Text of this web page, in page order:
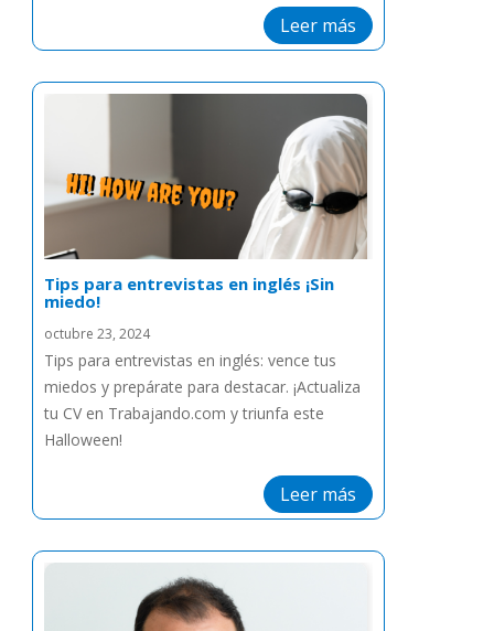
Leer más
Tips para entrevistas en inglés ¡Sin
miedo!
octubre 23, 2024
Tips para entrevistas en inglés: vence tus
miedos y prepárate para destacar. ¡Actualiza
tu CV en Trabajando.com y triunfa este
Halloween!
Leer más